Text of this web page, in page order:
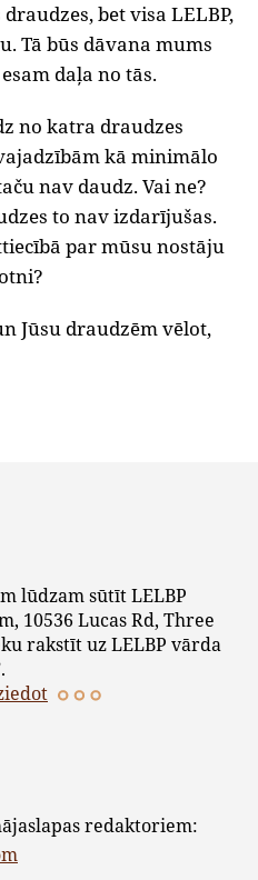
bet visa LELBP,
Tā būs dāvana mums
daļa no tās.
no katra draudzes
kā minimālo
nav daudz. Vai ne?
to nav izdarījušas.
par mūsu nostāju
Jūsu draudzēm vēlot,
lūdzam sūtīt LELBP
10536 Lucas Rd, Three
rakstīt uz LELBP vārda
redaktoriem: